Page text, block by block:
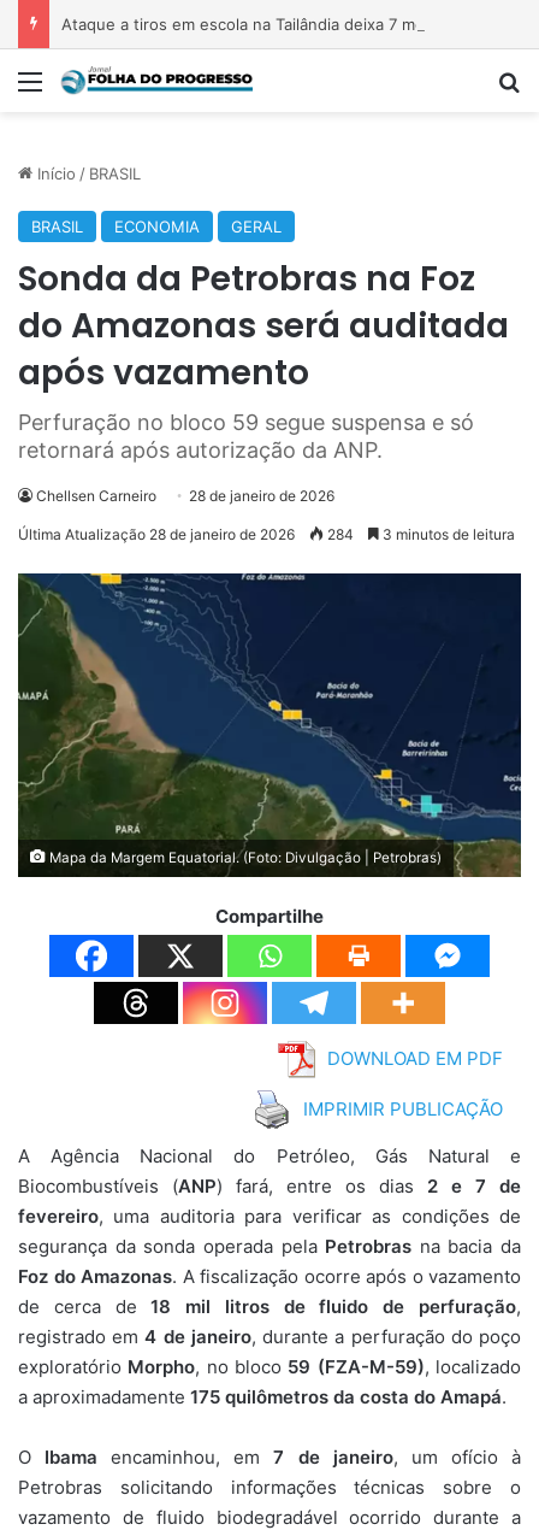
Menu
Início / BRASIL
BRASIL ECONOMIA GERAL
Sonda da Petrobras na Foz
do Amazonas será auditada
após vazamento
Perfuração no bloco 59 segue suspensa e só
retornará após autorização da ANP.
Chellsen Carneiro 28 de janeiro de 2026
Última Atualização 28 de janeiro de 2026 284 3 minutos de leitura
Mapa da Margem Equatorial. (Foto: Divulgação | Petrobras)
Compartilhe
DOWNLOAD EM PDF
IMPRIMIR PUBLICAÇÃO
A Agência Nacional do Petróleo, Gás Natural e
Biocombustíveis (ANP) fará, entre os dias 2 e 7 de
fevereiro, uma auditoria para verificar as condições de
segurança da sonda operada pela Petrobras na bacia da
Foz do Amazonas. A fiscalização ocorre após o vazamento
de cerca de18 mil litros de fluido de perfuração,
registrado em4 de janeiro, durante a perfuração do poço
exploratório Morpho, no bloco 59 (FZA-M-59), localizado
a aproximadamente 175 quilômetros da costa do Amapá.
O Ibama encaminhou, em7 de janeiro, um ofício à
Petrobras solicitando informações técnicas sobre o
vazamento de fluido biodegradável ocorrido durante a